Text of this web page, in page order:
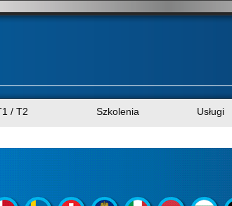
/ T2 Szkolenia Usługi